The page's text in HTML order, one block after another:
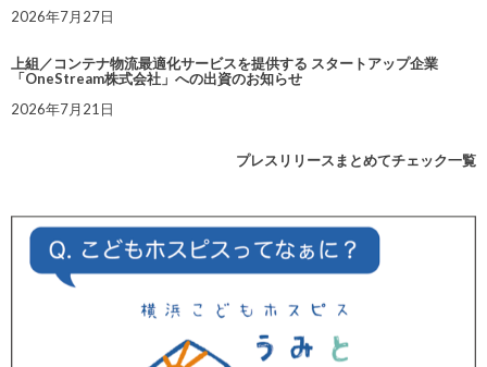
2026年7月27日
上組／コンテナ物流最適化サービスを提供する スタートアップ企業
「OneStream株式会社」への出資のお知らせ
2026年7月21日
プレスリリースまとめてチェック一覧